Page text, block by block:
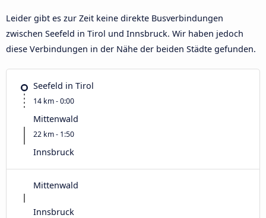
Leider gibt es zur Zeit keine direkte Busverbindungen
zwischen Seefeld in Tirol und Innsbruck. Wir haben jedoch
diese Verbindungen in der Nähe der beiden Städte gefunden.
Seefeld in Tirol
14 km - 0:00
Mittenwald
22 km - 1:50
Innsbruck
Mittenwald
Innsbruck